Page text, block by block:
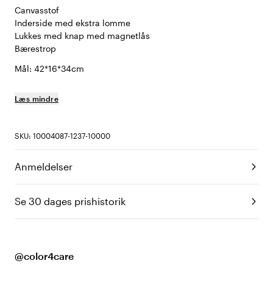
Canvasstof
Inderside med ekstra lomme
Lukkes med knap med magnetlås
Bærestrop
Mål: 42*16*34cm
Læs mindre
SKU: 10004087-1237-10000
Anmeldelser
Se 30 dages prishistorik
@color4care